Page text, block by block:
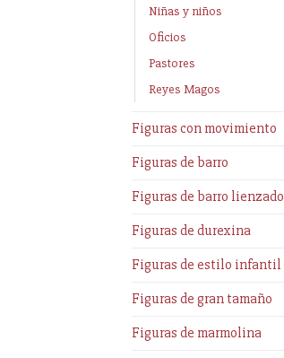
Niñas y niños
Oficios
Pastores
Reyes Magos
Figuras con movimiento
Figuras de barro
Figuras de barro lienzado
Figuras de durexina
Figuras de estilo infantil
Figuras de gran tamaño
Figuras de marmolina